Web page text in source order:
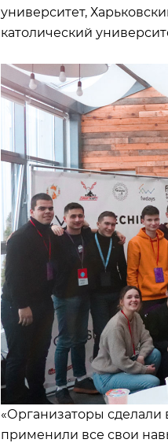
университет,
католический
«Организаторы
применили все свои